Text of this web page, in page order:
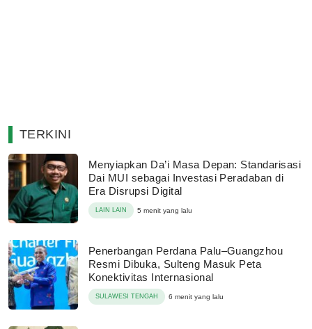
TERKINI
Menyiapkan Da’i Masa Depan: Standarisasi
Dai MUI sebagai Investasi Peradaban di
Era Disrupsi Digital
LAIN LAIN 5 menit yang lalu
Penerbangan Perdana Palu–Guangzhou
Resmi Dibuka, Sulteng Masuk Peta
Konektivitas Internasional
SULAWESI TENGAH 6 menit yang lalu